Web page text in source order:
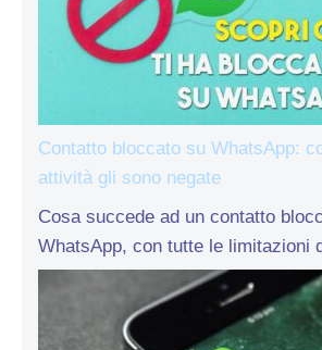
Contatto bloccato su WhatsApp:
attività gli sono negate
Cosa succede ad un contatto
WhatsApp, con tutte le limitazioni